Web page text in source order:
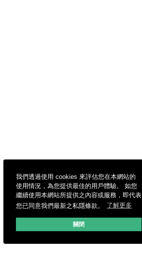
我們透過使用 cookies 來評估您在本網站的
使用情況，為您提供最佳的用戶體驗。 如您
繼續使用本網站所提供之內容或服務，即代表
您已同意我們最新之私隱條款。
了解更多
關閉